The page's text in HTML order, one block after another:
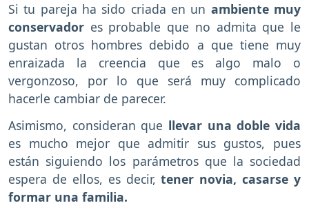
Si tu pareja ha sido criada en un ambiente muy
conservador es probable que no admita que le
gustan otros hombres debido a que tiene muy
enraizada la creencia que es algo malo o
vergonzoso, por lo que será muy complicado
hacerle cambiar de parecer.
Asimismo, consideran que llevar una doble vida
es mucho mejor que admitir sus gustos, pues
están siguiendo los parámetros que la sociedad
espera de ellos, es decir,tener novia, casarse y
formar una familia.